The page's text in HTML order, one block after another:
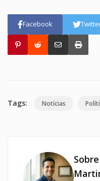
Facebook
Tags: Notícias